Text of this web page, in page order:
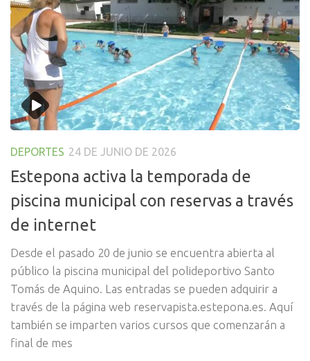
DEPORTES 24 DE JUNIO DE 2026
Estepona activa la temporada de
piscina municipal con reservas a través
de internet
Desde el pasado 20 de junio se encuentra abierta al
público la piscina municipal del polideportivo Santo
Tomás de Aquino. Las entradas se pueden adquirir a
través de la página web reservapista.estepona.es. Aquí
también se imparten varios cursos que comenzarán a
final de mes